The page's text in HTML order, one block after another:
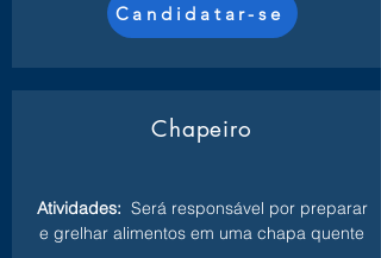
Candidatar-se
Chapeiro
Atividades: Será responsável por preparar
e grelhar alimentos em uma chapa quente